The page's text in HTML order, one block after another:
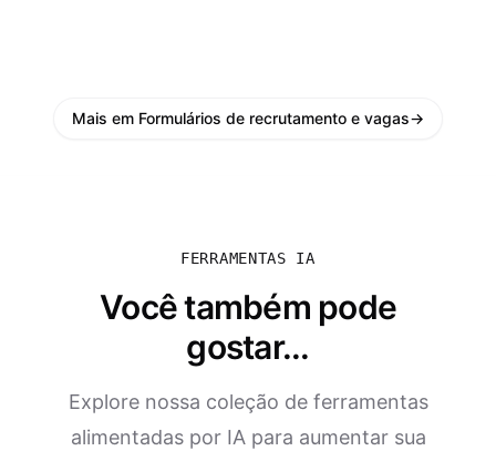
Mais em Formulários de recrutamento e vagas→
FERRAMENTAS IA
Você também pode
gostar...
Explore nossa coleção de ferramentas
alimentadas por IA para aumentar sua